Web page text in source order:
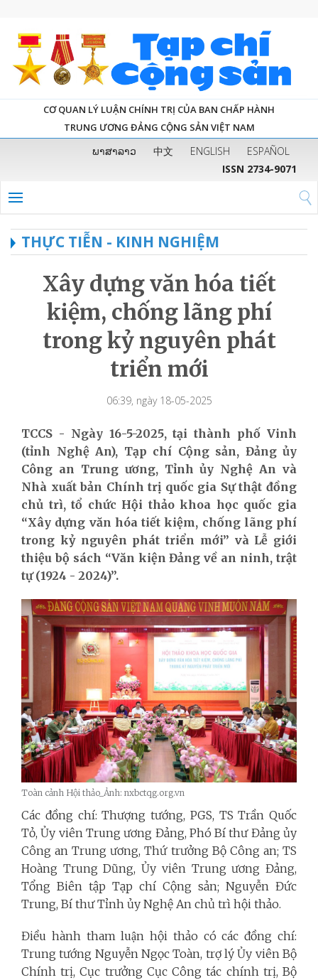
CƠ QUAN LÝ LUẬN CHÍNH TRỊ CỦA BAN CHẤP HÀNH
TRUNG ƯƠNG ĐẢNG CỘNG SẢN VIỆT NAM
ພາສາລາວ 中文 ENGLISH
ESPAÑOL
ISSN 2734-9071
THỰC TIỄN - KINH NGHIỆM
Xây dựng văn hóa tiết
kiệm, chống lãng phí
trong kỷ nguyên phát
triển mới
06:39, ngày 18-05-2025
TCCS - Ngày 16-5-2025, tại thành phố Vinh
(tỉnh Nghệ An), Tạp chí Cộng sản, Đảng ủy
Công an Trung ương, Tỉnh ủy Nghệ An và
Nhà xuất bản Chính trị quốc gia Sự thật đồng
chủ trì, tổ chức Hội thảo khoa học quốc gia
“Xây dựng văn hóa tiết kiệm, chống lãng phí
trong kỷ nguyên phát triển mới” và Lễ giới
thiệu bộ sách “Văn kiện Đảng về an ninh, trật
tự (1924 - 2024)”.
Toàn cảnh Hội thảo_Ảnh: nxbctqg.org.vn
Các đồng chí: Thượng tướng, PGS, TS Trần Quốc
Tỏ, Ủy viên Trung ương Đảng, Phó Bí thư Đảng ủy
Công an Trung ương, Thứ trưởng Bộ Công an; TS
Hoàng Trung Dũng, Ủy viên Trung ương Đảng,
Tổng Biên tập Tạp chí Cộng sản; Nguyễn Đức
Trung, Bí thư Tỉnh ủy Nghệ An chủ trì hội thảo.
Điều hành tham luận hội thảo có các đồng chí:
Trung tướng Nguyễn Ngọc Toàn, trợ lý Ủy viên Bộ
Chính trị, Cục trưởng Cục Công tác chính trị, Bộ